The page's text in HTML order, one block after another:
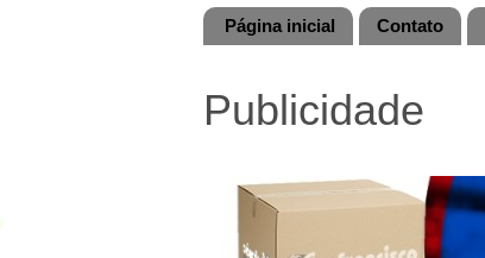
Página inicial Contato
Publicidade